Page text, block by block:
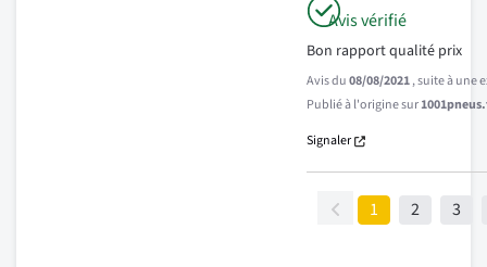
Avis vérifié
Bon rapport qualité prix
Avis du08/08/2021, suite à une
Publié à l'origine sur
Signaler
1 2 3